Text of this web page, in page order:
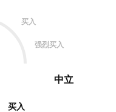
买入
强烈买入
中立
买入